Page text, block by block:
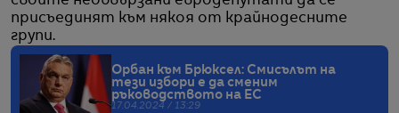
присъединят към някоя от крайнодесните
групи.
Орбан към Брюксел: Смисълът на
тези избори е да сменим
ръководството на ЕС
17.04.2024 / 13:29